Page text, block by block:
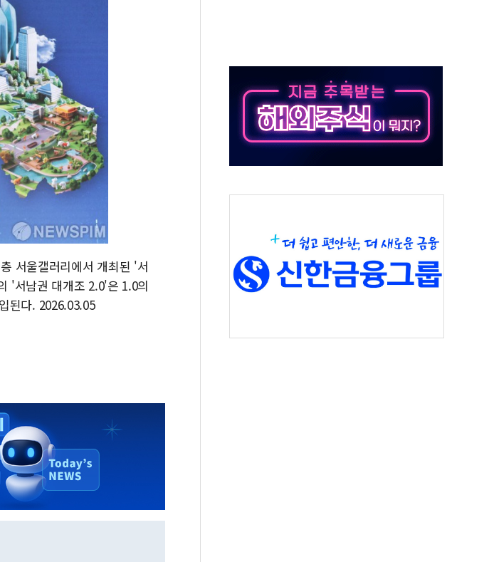
악몽 재현 안돼"...李 부동산 세제안에 與 내부서 '총선·대선 직격탄' 우려
사이먼 '대구 프리미엄 아울렛' 건립 '본궤도'
, 호우 피해 경북 안동·의성 특별재난지역 선포
리' 집주인에게 흉기 휘두른 30대 세입자…경찰, 현행범 체포
반기 영업이익 30억원
이오, 10일 거래 재개…"재무구조 개편"
생명, 농작업 중 온열질환 보장…폭염기 신속 보상 강화
, 2분기 매출 120억원
서울갤러리에서 개최된 '서
'서남권 대개조 2.0'은 1.0의
된다. 2026.03.05